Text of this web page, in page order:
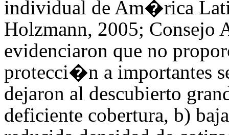
individual de Am�rica
Holzmann, 2005; Consejo
evidenciaron que no
protecci�n a importantes
dejaron al descubierto
deficiente cobertura, b)